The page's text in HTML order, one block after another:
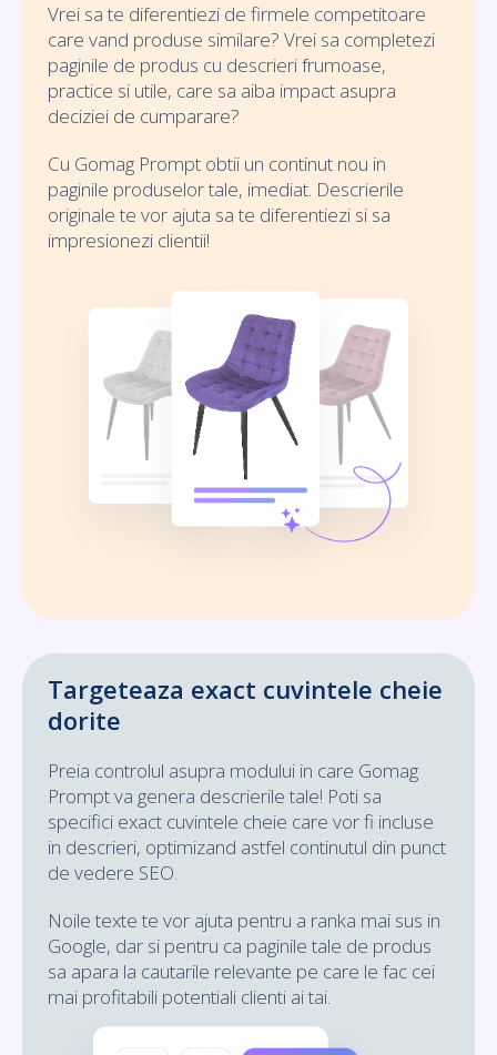
Vrei sa te diferentiezi de firmele competitoare
care vand produse similare? Vrei sa completezi
paginile de produs cu descrieri frumoase,
practice si utile, care sa aiba impact asupra
deciziei de cumparare?
Cu Gomag Prompt obtii un continut nou in
paginile produselor tale, imediat. Descrierile
originale te vor ajuta sa te diferentiezi si sa
impresionezi clientii!
Targeteaza exact cuvintele cheie
dorite
Preia controlul asupra modului in care Gomag
Prompt va genera descrierile tale! Poti sa
specifici exact cuvintele cheie care vor fi incluse
in descrieri, optimizand astfel continutul din punct
de vedere SEO.
Noile texte te vor ajuta pentru a ranka mai sus in
Google, dar si pentru ca paginile tale de produs
sa apara la cautarile relevante pe care le fac cei
mai profitabili potentiali clienti ai tai.